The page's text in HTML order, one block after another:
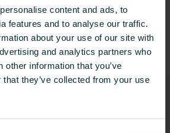
content and ads, to
features and to analyse our traffic.
about your use of our site with
and analytics partners who
other information that you’ve
they’ve collected from your use
bei denen später
werden müssen. Bei
von 2200 mm sind
wir Ihnen
Architekt, Planer,